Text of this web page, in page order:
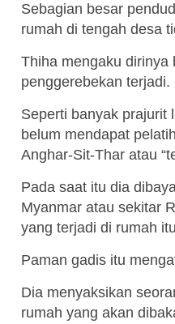
Sebagian besar
rumah di tengah desa
Thiha mengaku dirinya
penggerebekan terjadi.
Seperti banyak prajurit
belum mendapat
Anghar-Sit-Thar atau
Pada saat itu dia
Myanmar atau sekitar
yang terjadi di rumah
Paman gadis itu
Dia menyaksikan
rumah yang akan